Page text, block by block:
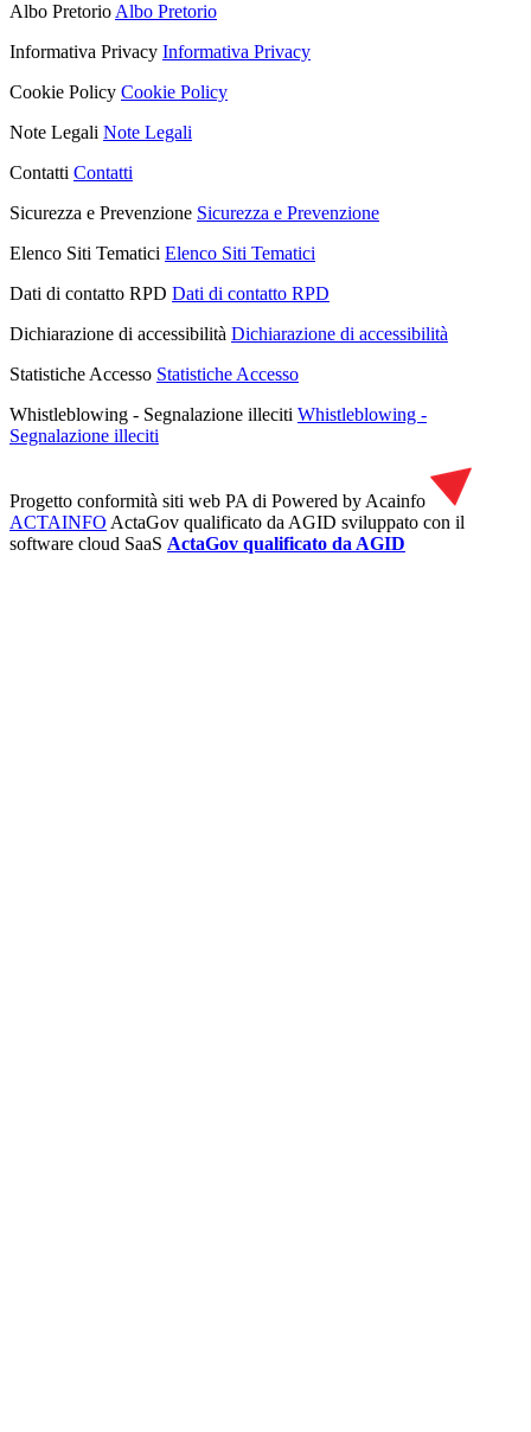
Albo Pretorio Albo Pretorio
Informativa Privacy Informativa Privacy
Cookie Policy Cookie Policy
Note Legali Note Legali
Contatti Contatti
Sicurezza e Prevenzione Sicurezza e Prevenzione
Elenco Siti Tematici Elenco Siti Tematici
Dati di contatto RPD Dati di contatto RPD
Dichiarazione di accessibilità Dichiarazione di accessibilità
Statistiche Accesso Statistiche Accesso
Whistleblowing - Segnalazione illeciti Whistleblowing -
Segnalazione illeciti
Progetto conformità siti web PA di Powered by Acainfo
ACTAINFO ActaGov qualificato da AGID sviluppato con il
software cloud SaaS ActaGov qualificato da AGID